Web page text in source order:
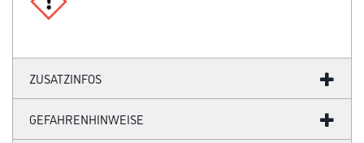
ZUSATZINFOS
GEFAHRENHINWEISE